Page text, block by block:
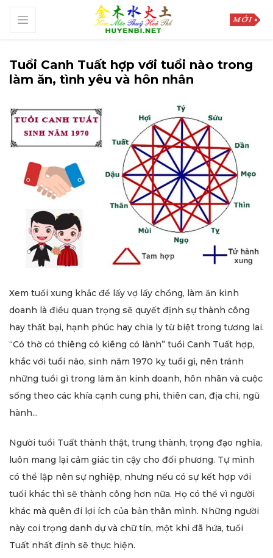
Tuổi Canh Tuất hợp với tuổi nào trong
làm ăn, tình yêu và hôn nhân
Xem tuổi xung khắc để lấy vợ lấy chồng, làm ăn kinh
doanh là điều quan trọng sẽ quyết định sự thành công
hay thất bại, hạnh phúc hay chia ly từ biệt trong tương lai.
“Có thờ có thiêng có kiêng có lành” tuổi Canh Tuất hợp,
khắc với tuổi nào, sinh năm 1970 kỵ tuổi gì, nên tránh
những tuổi gì trong làm ăn kinh doanh, hôn nhân và cuộc
sống theo các khía cạnh cung phi, thiên can, địa chi, ngũ
hành...
Người tuổi Tuất thành thật, trung thành, trọng đạo nghĩa,
luôn mang lại cảm giác tin cậy cho đối phương. Tự mình
có thể lập nên sự nghiệp, nhưng nếu có sự kết hợp với
tuổi khác thì sẽ thành công hơn nữa. Họ có thể vì người
khác mà quên đi lợi ích của bản thân mình. Những người
này coi trọng danh dự và chữ tín, một khi đã hứa, tuổi
Tuất nhất định sẽ thực hiện.